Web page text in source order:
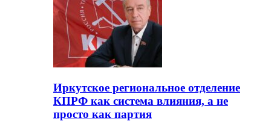
Иркутское региональное отделение
КПРФ как система влияния, а не
просто как партия